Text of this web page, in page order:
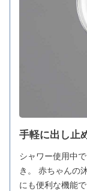
手軽に出し止
シャワー使用中
き。 赤ちゃんの
にも便利な機能